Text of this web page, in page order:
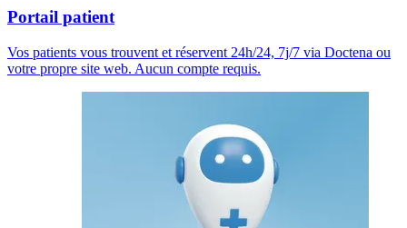
Portail patient
Vos patients vous trouvent et réservent 24h/24, 7j/7 via Doctena ou
votre propre site web. Aucun compte requis.